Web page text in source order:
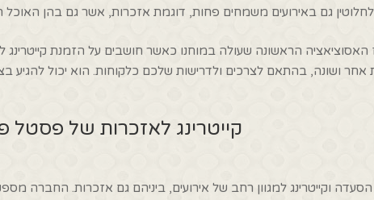
גם באירועים משמחים פחות, דוגמת אזכרות, אשר גם בהן
הראשונה שעולה במוחנו כאשר חושבים על הזמנת
אחר ושונה, בהתאם לצרכים ולדרישות שלכם כלקוחות. הוא יכול
קייטרינג לאזכרות של פסטל
וקייטרינג למגוון רחב של אירועים, ביניהם גם אזכרות. החברה